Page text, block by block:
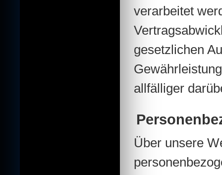
verarbeitet
gesetzlichen
allfälliger
Über unsere